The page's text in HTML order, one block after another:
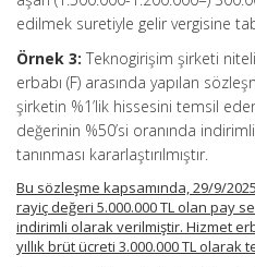
edilmek suretiyle gelir vergisine
Örnek 3: Teknogirişim şirketi
erbabı (F) arasında yapılan
şirketin %1’lik hissesini temsil
değerinin %50’si oranında
tanınması kararlaştırılmıştır.
Bu sözleşme kapsamında, 29/9/
rayiç değeri 5.000.000 TL olan pay
indirimli olarak verilmiştir. Hizmet
yıllık brüt ücreti 3.000.000 TL olarak